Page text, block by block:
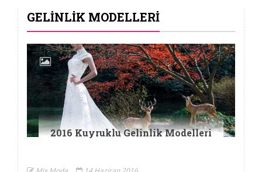
GELINLIK MODELLERI
GELINLIK MODELLERI
2016 Kuyruklu Gelinlik Modelleri